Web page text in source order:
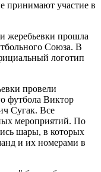
принимают участие в
жеребьевки прошла
Союза. В
логотип
провели
футбола Виктор
Сугак. Все
мероприятий. По
шары, в которых
и их номерами в